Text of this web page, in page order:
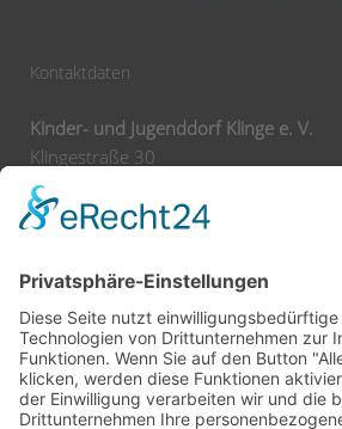
Kontaktdaten
Kinder- und Jugenddorf Klinge e. V.
Klingestraße 30
74743 Seckach
Tel:
+49 62 92 78 0
E-Mail: info@klinge-seckach.de
Bankverbindung
Sparkasse Neckartal-Odenwald
IBAN: DE63 6745 0048 0004 2031 39